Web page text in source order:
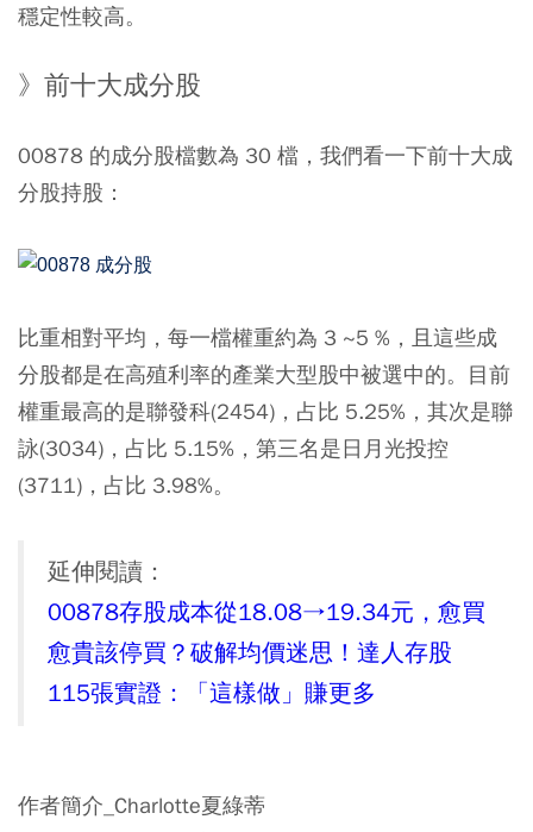
穩定性較高。
》前十大成分股
00878 的成分股檔數為 30 檔，我們看一下前十大成
分股持股：
比重相對平均，每一檔權重約為 3 ~5 %，且這些成
分股都是在高殖利率的產業大型股中被選中的。目前
權重最高的是聯發科(2454)，占比 5.25%，其次是聯
詠(3034)，占比 5.15%，第三名是日月光投控
(3711)，占比 3.98%。
延伸閱讀：
00878存股成本從18.08→19.34元，愈買
愈貴該停買？破解均價迷思！達人存股
115張實證：「這樣做」賺更多
作者簡介_Charlotte夏綠蒂